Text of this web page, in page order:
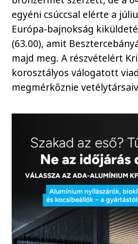
egyéni csúccsal elérte a
Európa-bajnokság
(63.00), amit
majd meg. A részvételért
korosztályos válogatott
megmérkőznie